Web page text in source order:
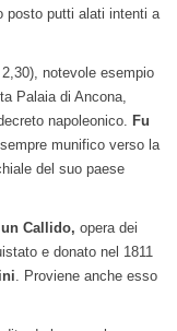
posto putti alati intenti a
notevole esempio
Palaia di Ancona,
napoleonico. Fu
munifico verso la
del suo paese
Callido, opera dei
e donato nel 1811
. Proviene anche esso